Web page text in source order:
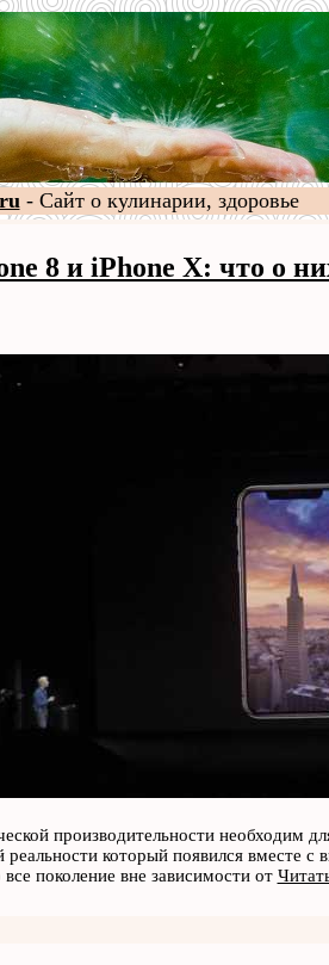
- Сайт о кулинарии, здоровье
8 и iPhone X: что о
производительности необходим
который появился вместе
поколение вне зависимости от